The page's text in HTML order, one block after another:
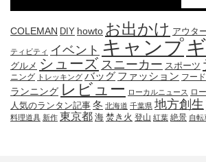
COLEMAN DIY howto お出かけ アウタ
ティビティ イベント キャンプ
グルメ シューズ スニーカー スポーツ
ニング トレッキング バッグ ファッション フード
ランニング レビュー ローカルニュース ロ
人気のランタン記事 冬 北海道 千葉県 地方創生
料理道具 新作 東京都 海 焚き火 登山 紅葉 絶景 自転